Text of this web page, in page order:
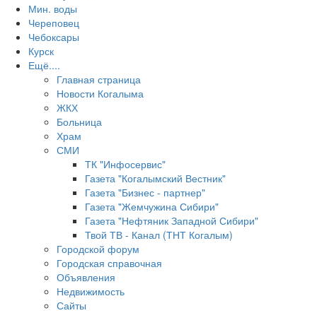
Мин. воды
Череповец
Чебоксары
Курск
Ещё....
Главная страница
Новости Когалыма
ЖКХ
Больница
Храм
СМИ
ТК "Инфосервис"
Газета "Когалымский Вестник"
Газета "Бизнес - партнер"
Газета "Жемчужина Сибири"
Газета "Нефтяник Западной Сибири"
Твой ТВ - Канал (ТНТ Когалым)
Городской форум
Городская справочная
Объявления
Недвижимость
Сайты